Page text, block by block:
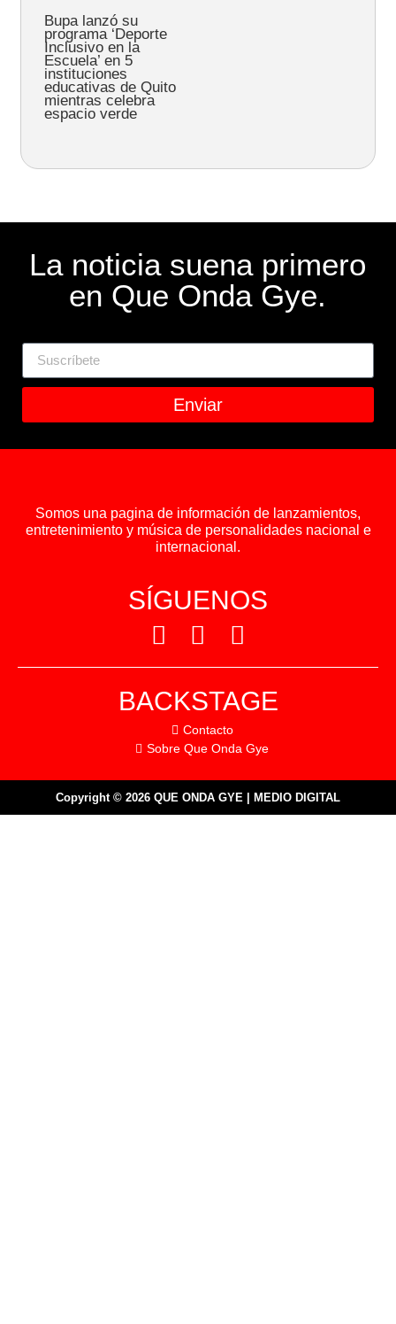
Bupa lanzó su
programa ‘Deporte
Inclusivo en la
Escuela’ en 5
instituciones
educativas de Quito
mientras celebra
espacio verde
La noticia suena primero
en Que Onda Gye.
Enviar
Somos una pagina de información de lanzamientos,
entretenimiento y música de personalidades nacional e
internacional.
SÍGUENOS
BACKSTAGE
Contacto
Sobre Que Onda Gye
Copyright © 2026 QUE ONDA GYE | MEDIO DIGITAL